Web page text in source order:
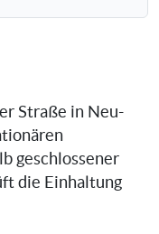
Straße in Neu-
geschlossener
die Einhaltung